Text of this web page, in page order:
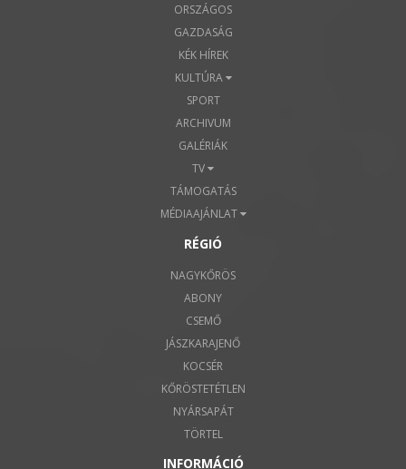
ORSZÁGOS
GAZDASÁG
KÉK HÍREK
KULTÚRA
SPORT
ARCHIVUM
GALÉRIÁK
TV
TÁMOGATÁS
MÉDIAAJÁNLAT
RÉGIÓ
NAGYKŐRÖS
ABONY
CSEMŐ
JÁSZKARAJENŐ
KOCSÉR
KŐRÖSTETÉTLEN
NYÁRSAPÁT
TÖRTEL
INFORMÁCIÓ